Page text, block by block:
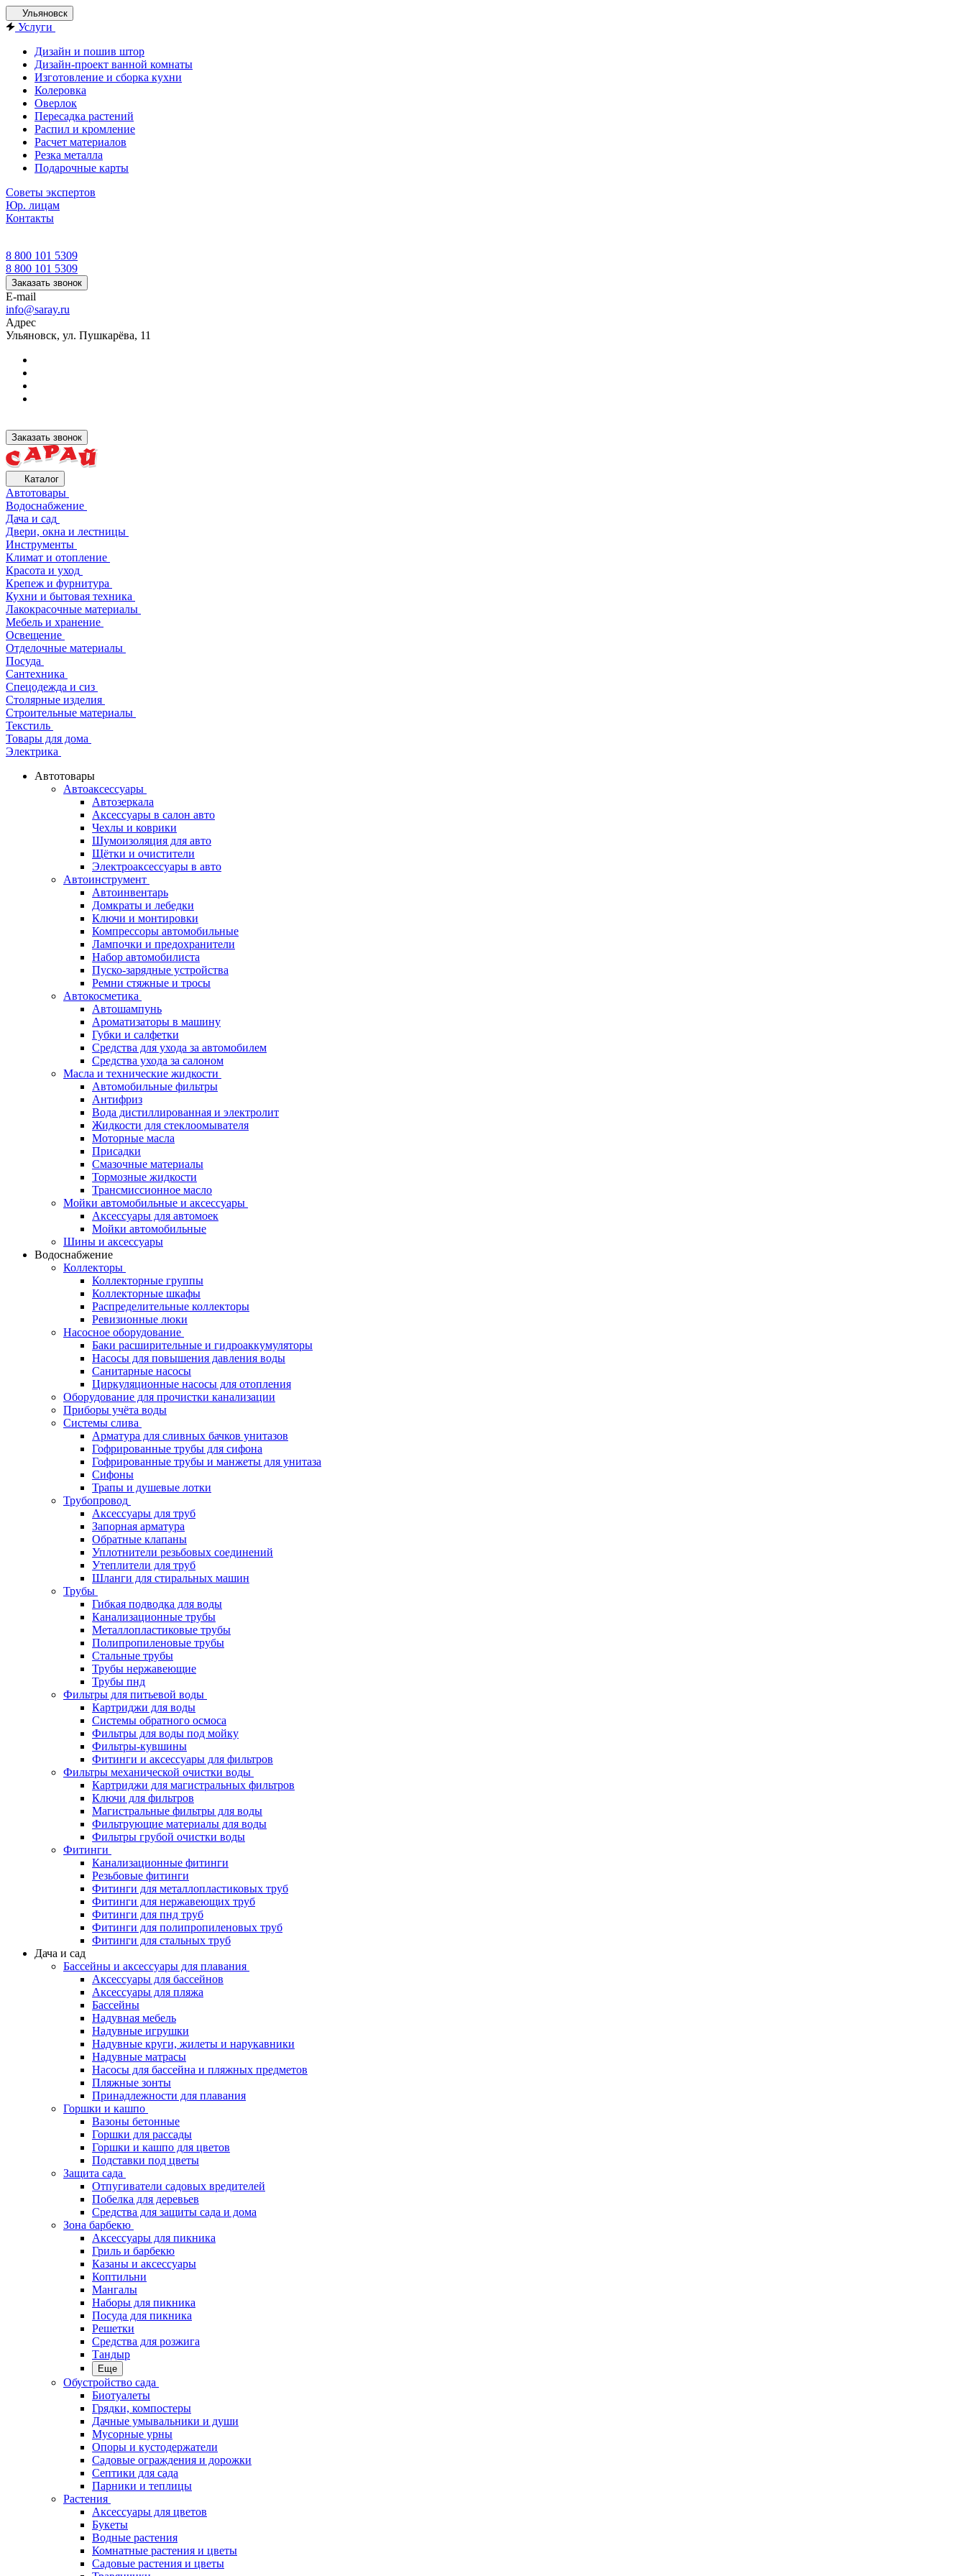
Ульяновск
Услуги
Дизайн и пошив штор
Дизайн-проект ванной комнаты
Изготовление и сборка кухни
Колеровка
Оверлок
Пересадка растений
Распил и кромление
Расчет материалов
Резка металла
Подарочные карты
Советы экспертов
Юр. лицам
Контакты
8 800 101 5309
8 800 101 5309
Заказать звонок
E-mail
info@saray.ru
Адрес
Ульяновск, ул. Пушкарёва, 11
Заказать звонок
Каталог
Автотовары
Водоснабжение
Дача и сад
Двери, окна и лестницы
Инструменты
Климат и отопление
Красота и уход
Крепеж и фурнитура
Кухни и бытовая техника
Лакокрасочные материалы
Мебель и хранение
Освещение
Отделочные материалы
Посуда
Сантехника
Спецодежда и сиз
Столярные изделия
Строительные материалы
Текстиль
Товары для дома
Электрика
Автотовары
Автоаксессуары
Автозеркала
Аксессуары в салон авто
Чехлы и коврики
Шумоизоляция для авто
Щётки и очистители
Электроаксессуары в авто
Автоинструмент
Автоинвентарь
Домкраты и лебедки
Ключи и монтировки
Компрессоры автомобильные
Лампочки и предохранители
Набор автомобилиста
Пуско-зарядные устройства
Ремни стяжные и тросы
Автокосметика
Автошампунь
Ароматизаторы в машину
Губки и салфетки
Средства для ухода за автомобилем
Средства ухода за салоном
Масла и технические жидкости
Автомобильные фильтры
Антифриз
Вода дистиллированная и электролит
Жидкости для стеклоомывателя
Моторные масла
Присадки
Смазочные материалы
Тормозные жидкости
Трансмиссионное масло
Мойки автомобильные и аксессуары
Аксессуары для автомоек
Мойки автомобильные
Шины и аксессуары
Водоснабжение
Коллекторы
Коллекторные группы
Коллекторные шкафы
Распределительные коллекторы
Ревизионные люки
Насосное оборудование
Баки расширительные и гидроаккумуляторы
Насосы для повышения давления воды
Санитарные насосы
Циркуляционные насосы для отопления
Оборудование для прочистки канализации
Приборы учёта воды
Системы слива
Арматура для сливных бачков унитазов
Гофрированные трубы для сифона
Гофрированные трубы и манжеты для унитаза
Сифоны
Трапы и душевые лотки
Трубопровод
Аксессуары для труб
Запорная арматура
Обратные клапаны
Уплотнители резьбовых соединений
Утеплители для труб
Шланги для стиральных машин
Трубы
Гибкая подводка для воды
Канализационные трубы
Металлопластиковые трубы
Полипропиленовые трубы
Стальные трубы
Трубы нержавеющие
Трубы пнд
Фильтры для питьевой воды
Картриджи для воды
Системы обратного осмоса
Фильтры для воды под мойку
Фильтры-кувшины
Фитинги и аксессуары для фильтров
Фильтры механической очистки воды
Картриджи для магистральных фильтров
Ключи для фильтров
Магистральные фильтры для воды
Фильтрующие материалы для воды
Фильтры грубой очистки воды
Фитинги
Канализационные фитинги
Резьбовые фитинги
Фитинги для металлопластиковых труб
Фитинги для нержавеющих труб
Фитинги для пнд труб
Фитинги для полипропиленовых труб
Фитинги для стальных труб
Дача и сад
Бассейны и аксессуары для плавания
Аксессуары для бассейнов
Аксессуары для пляжа
Бассейны
Надувная мебель
Надувные игрушки
Надувные круги, жилеты и нарукавники
Надувные матрасы
Насосы для бассейна и пляжных предметов
Пляжные зонты
Принадлежности для плавания
Горшки и кашпо
Вазоны бетонные
Горшки для рассады
Горшки и кашпо для цветов
Подставки под цветы
Защита сада
Отпугиватели садовых вредителей
Побелка для деревьев
Средства для защиты сада и дома
Зона барбекю
Аксессуары для пикника
Гриль и барбекю
Казаны и аксессуары
Коптильни
Мангалы
Наборы для пикника
Посуда для пикника
Решетки
Средства для розжига
Тандыр
Еще
Обустройство сада
Биотуалеты
Грядки, компостеры
Дачные умывальники и души
Мусорные урны
Опоры и кустодержатели
Садовые ограждения и дорожки
Септики для сада
Парники и теплицы
Растения
Аксессуары для цветов
Букеты
Водные растения
Комнатные растения и цветы
Садовые растения и цветы